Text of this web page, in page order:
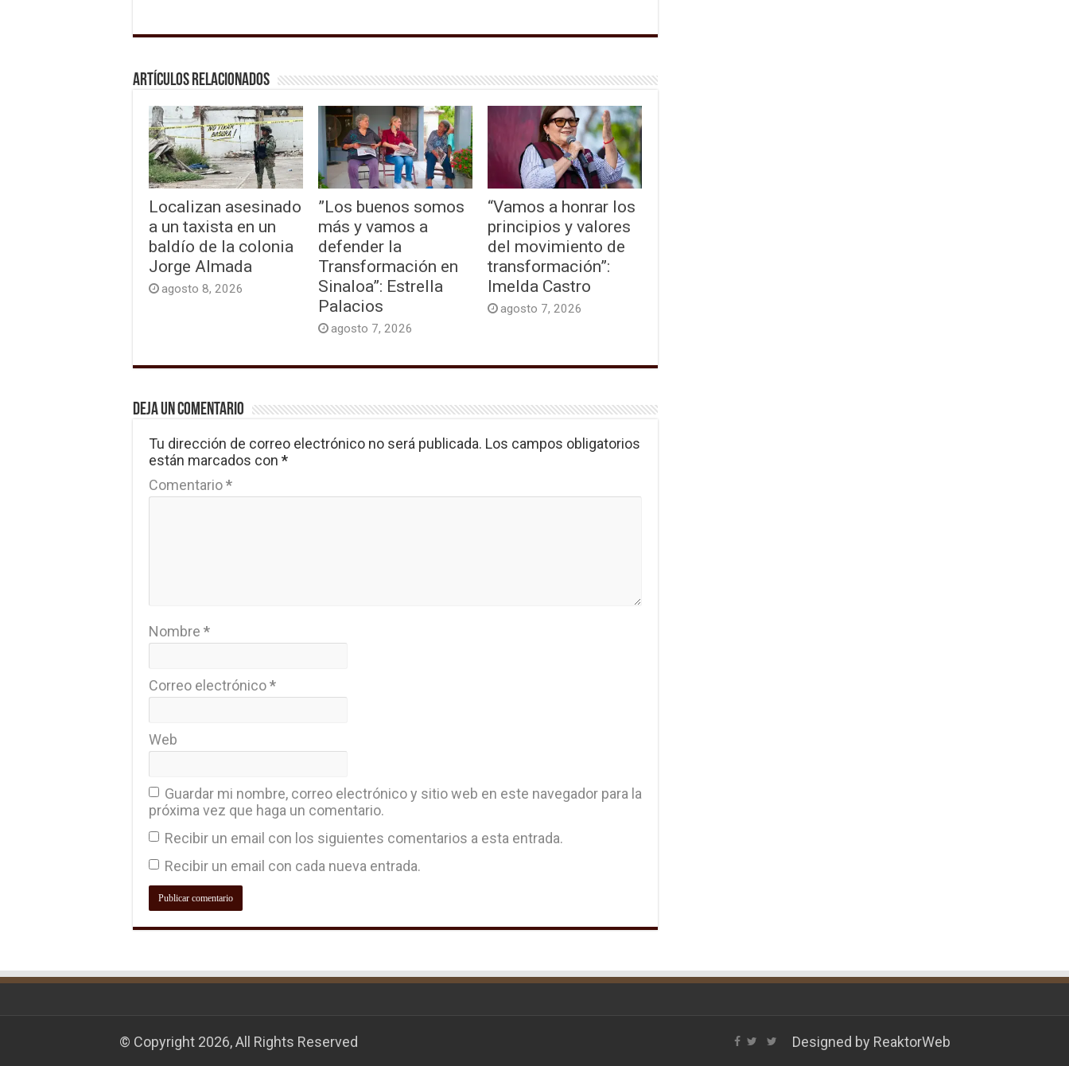
Artículos relacionados
Localizan asesinado
a un taxista en un
baldío de la colonia
Jorge Almada
agosto 8, 2026
”Los buenos somos
más y vamos a
defender la
Transformación en
Sinaloa”: Estrella
Palacios
agosto 7, 2026
“Vamos a honrar los
principios y valores
del movimiento de
transformación”:
Imelda Castro
agosto 7, 2026
Deja un comentario
Tu dirección de correo electrónico no será publicada. Los campos obligatorios
están marcados con *
Comentario*
Nombre *
Correo electrónico*
Web
Guardar mi nombre, correo electrónico y sitio web en este navegador para la
próxima vez que haga un comentario.
Recibir un email con los siguientes comentarios a esta entrada.
Recibir un email con cada nueva entrada.
Designed by ReaktorWeb
© Copyright 2026, All Rights Reserved